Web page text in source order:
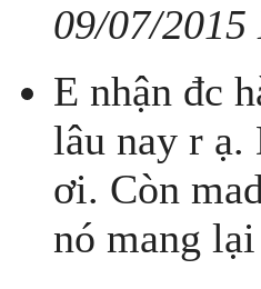
09/07/
E nhận đc
lâu nay r ạ.
ơi. Còn
nó mang lại